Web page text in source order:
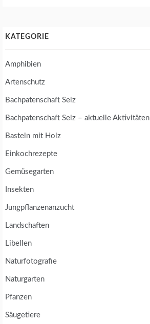
KATEGORIE
Amphibien
Artenschutz
Bachpatenschaft Selz
Bachpatenschaft Selz – aktuelle Aktivitäten
Basteln mit Holz
Einkochrezepte
Gemüsegarten
Insekten
Jungpflanzenanzucht
Landschaften
Libellen
Naturfotografie
Naturgarten
Pfanzen
Säugetiere